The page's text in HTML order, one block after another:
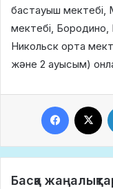
бастауыш мектебі,
мектебі,
Никольск орта
және 2 ауысым)
Facebook
Басқа